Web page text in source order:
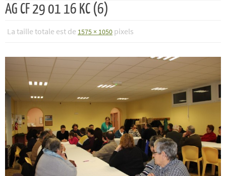
AG CF 29 01 16 KC (6)
La taille totale est de 1575 × 1050 pixels